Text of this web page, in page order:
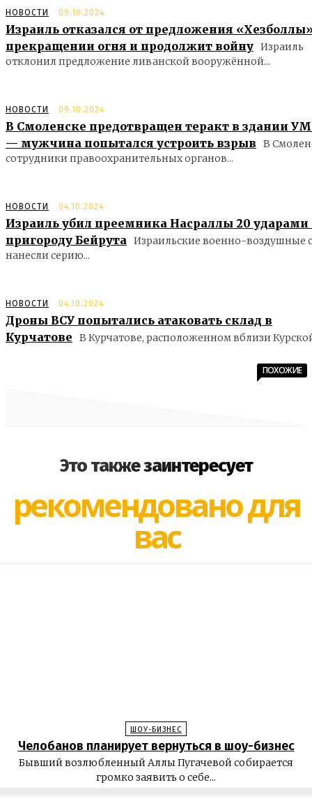
НОВОСТИ 09.10.2024
Израиль отказался от предложения
прекращении огня и продолжит войну Израиль
отклонил предложение ливанской вооружённой...
НОВОСТИ 09.10.2024
В Смоленске предотвращен теракт в здании
— мужчина попытался устроить взрыв
В
сотрудники правоохранительных органов...
НОВОСТИ 04.10.2024
Израиль убил преемника Насраллы 20 ударами
пригороду Бейрута Израильские военно-воздушные
нанесли серию...
НОВОСТИ 04.10.2024
Дроны ВСУ попытались атаковать склад в
Курчатове
В Курчатове, расположенном вблизи
Это также заинтересует
ПОХОЖИЕ
рекомендовано для
вас
ШОУ-БИЗНЕС
Челобанов планирует вернуться в шоу-бизнес
Бывший возлюбленный Аллы Пугачевой собирается
громко заявить о себе...